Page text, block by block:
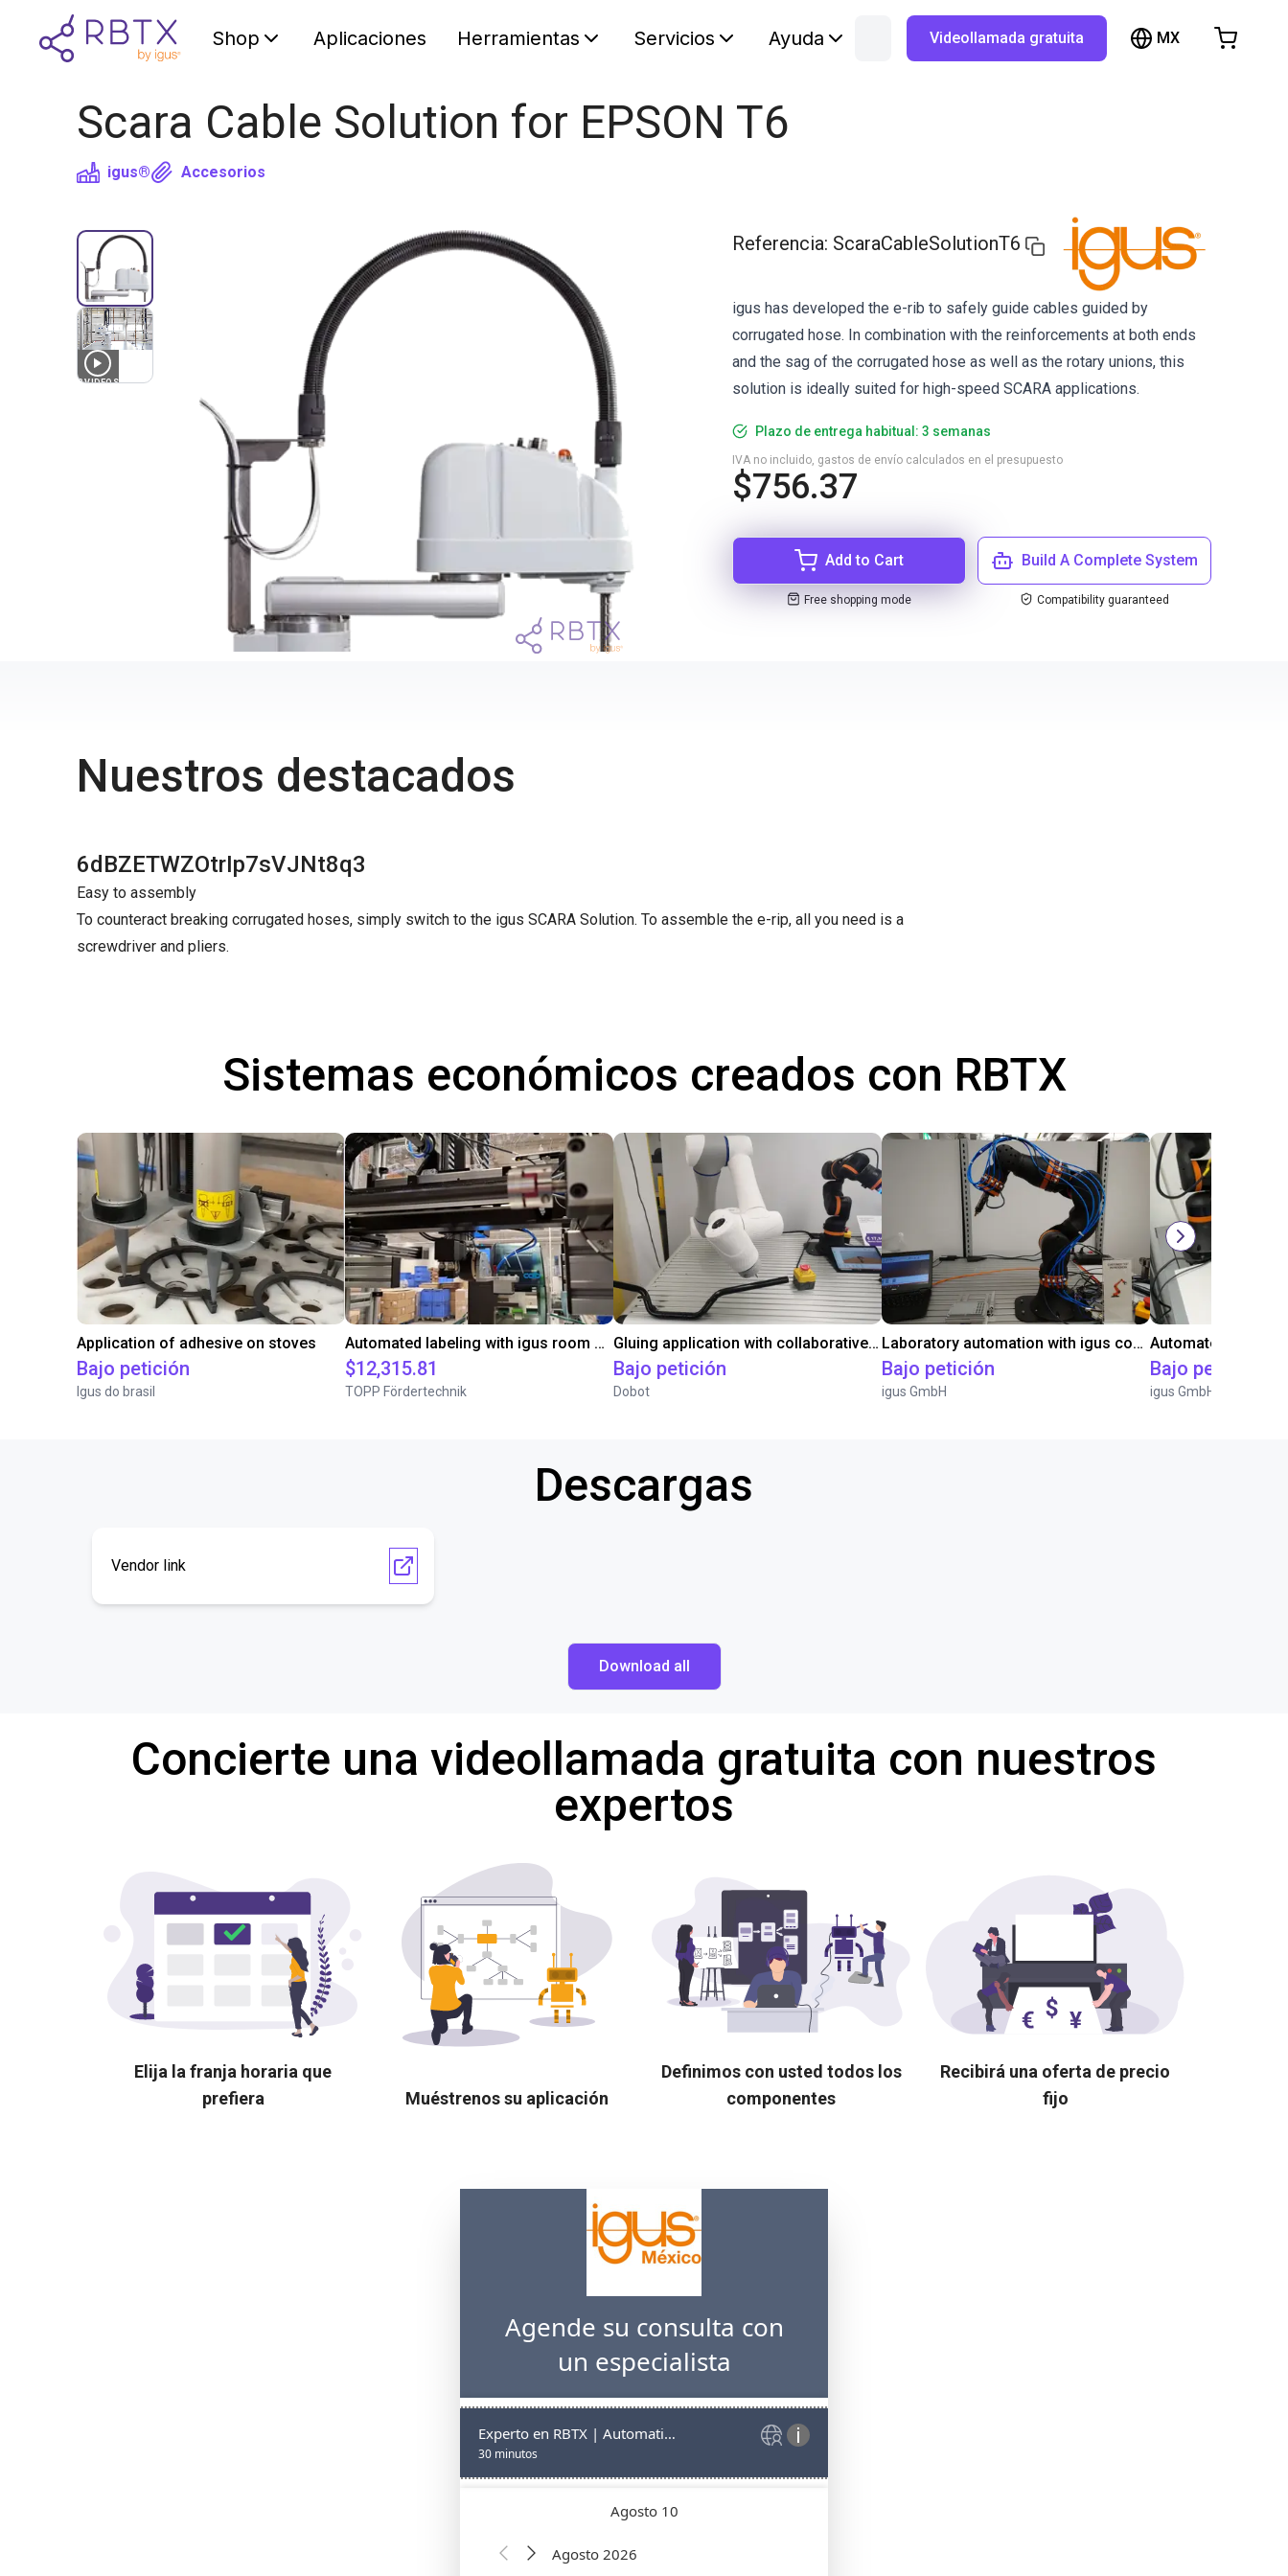
Shop Aplicaciones Herramientas Servicios Ayuda Buscar en RBTX…
Videollamada gratuita MX
Scara Cable Solution for EPSON T6
igus® Accesorios
2 VIDEOS
Referencia: ScaraCableSolutionT6
igus has developed the e-rib to safely guide cables guided by
corrugated hose. In combination with the reinforcements at both ends
and the sag of the corrugated hose as well as the rotary unions, this
solution is ideally suited for high-speed SCARA applications.
Plazo de entrega habitual: 3 semanas
$756.37
IVA no incluido, gastos de envío calculados en el presupuesto
Add to Cart
Free shopping mode
Build A Complete System
Compatibility guaranteed
Nuestros destacados
6dBZETWZOtrIp7sVJNt8q3
Easy to assembly
To counteract breaking corrugated hoses, simply switch to the igus SCARA Solution. To assemble the e-rip, all you need is a
screwdriver and pliers.
Sistemas económicos creados con RBTX
Application of adhesive on stoves
Bajo petición
Igus do brasil
Automated labeling with igus room gantry and a cab label printer
$12,315.81
TOPP Fördertechnik
Gluing application with collaborative robot
Bajo petición
Dobot
Laboratory automation with igus cobot ReBeL 6DOF
Bajo petición
igus GmbH
Bajo petición
igus GmbH
Descargas
Vendor link
Download all
Concierte una videollamada gratuita con nuestros
expertos
Elija la franja horaria que
prefiera
Muéstrenos su aplicación
Definimos con usted todos los
componentes
Recibirá una oferta de precio
fijo
Shopping Cart